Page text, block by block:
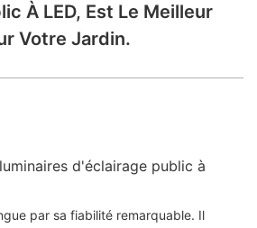
À LED, Est Le Meilleur
Votre Jardin.
d'éclairage public à
par sa fiabilité remarquable. Il